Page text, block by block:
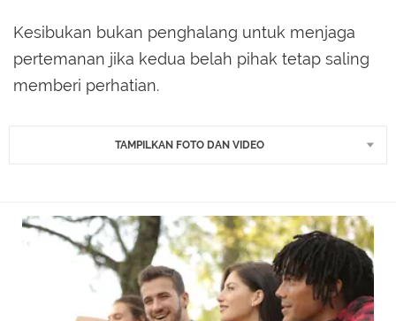
Kesibukan bukan penghalang untuk menjaga
pertemanan jika kedua belah pihak tetap saling
memberi perhatian.
TAMPILKAN FOTO DAN VIDEO